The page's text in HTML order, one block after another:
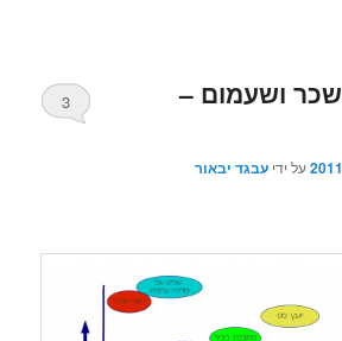
ושעמום –
על ידיעבגד יבאור
3